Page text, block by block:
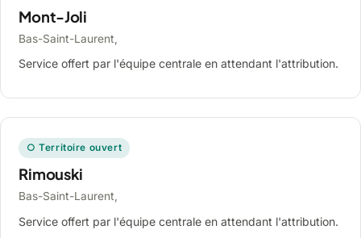
Mont-Joli
Bas-Saint-Laurent,
Service offert par l'équipe centrale en attendant l'attribution.
○ Territoire ouvert
Rimouski
Bas-Saint-Laurent,
Service offert par l'équipe centrale en attendant l'attribution.